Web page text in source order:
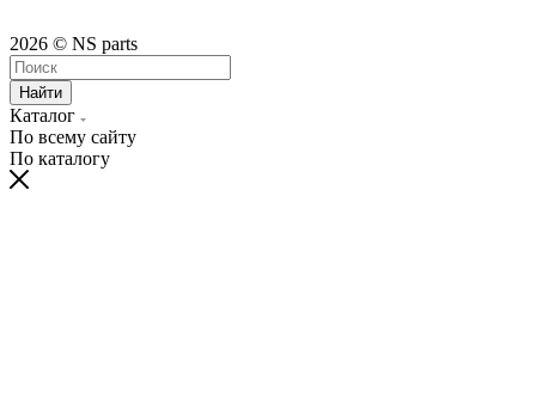
2026 © NS parts
Найти
Каталог
По всему сайту
По каталогу